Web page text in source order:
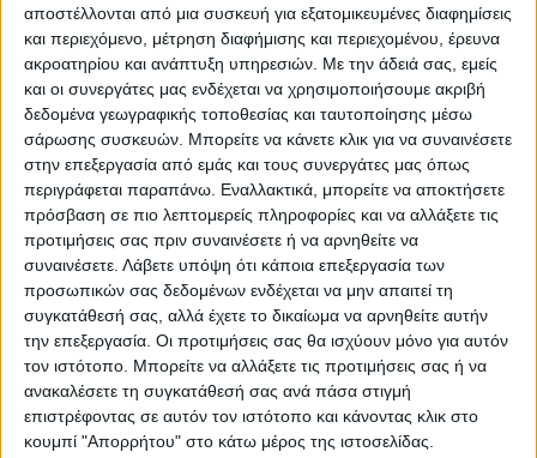
αποστέλλονται από μια συσκευή για εξατομικευμένες διαφημίσεις
και περιεχόμενο, μέτρηση διαφήμισης και περιεχομένου, έρευνα
ακροατηρίου και ανάπτυξη υπηρεσιών. Με την άδειά σας, εμείς
και οι συνεργάτες μας ενδέχεται να χρησιμοποιήσουμε ακριβή
δεδομένα γεωγραφικής τοποθεσίας και ταυτοποίησης μέσω
σάρωσης συσκευών. Μπορείτε να κάνετε κλικ για να συναινέσετε
στην επεξεργασία από εμάς και τους συνεργάτες μας όπως
περιγράφεται παραπάνω. Εναλλακτικά, μπορείτε να αποκτήσετε
πρόσβαση σε πιο λεπτομερείς πληροφορίες και να αλλάξετε τις
προτιμήσεις σας πριν συναινέσετε ή να αρνηθείτε να
συναινέσετε. Λάβετε υπόψη ότι κάποια επεξεργασία των
προσωπικών σας δεδομένων ενδέχεται να μην απαιτεί τη
συγκατάθεσή σας, αλλά έχετε το δικαίωμα να αρνηθείτε αυτήν
την επεξεργασία. Οι προτιμήσεις σας θα ισχύουν μόνο για αυτόν
τον ιστότοπο. Μπορείτε να αλλάξετε τις προτιμήσεις σας ή να
ανακαλέσετε τη συγκατάθεσή σας ανά πάσα στιγμή
επιστρέφοντας σε αυτόν τον ιστότοπο και κάνοντας κλικ στο
κουμπί "Απορρήτου" στο κάτω μέρος της ιστοσελίδας.
Τελευταίες Ειδήσεις Σήμερα
Ακολούθησε την εφημερίδα ΝΕΟΣ
ΑΓΩΝ στο Google News!